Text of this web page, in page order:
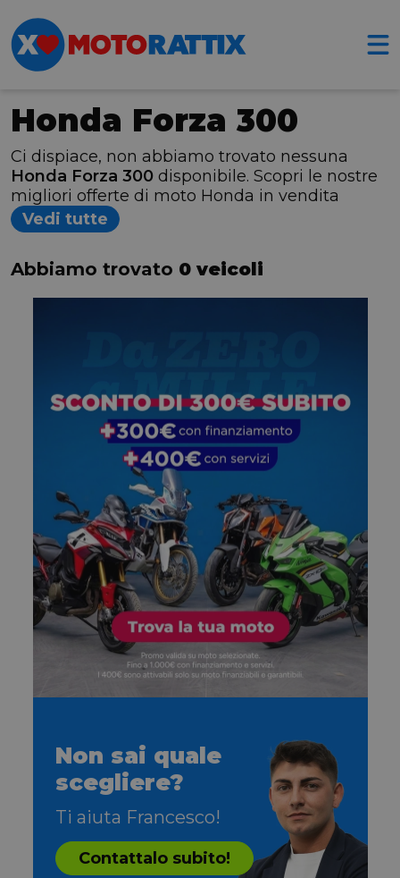
Honda Forza 300
Ci dispiace, non abbiamo trovato nessuna
Honda Forza 300 disponibile. Scopri le nostre
migliori offerte di moto Honda in vendita
Vedi tutte
Abbiamo trovato 0 veicoli
Non sai quale
scegliere?
Ti aiuta Francesco!
Contattalo subito!